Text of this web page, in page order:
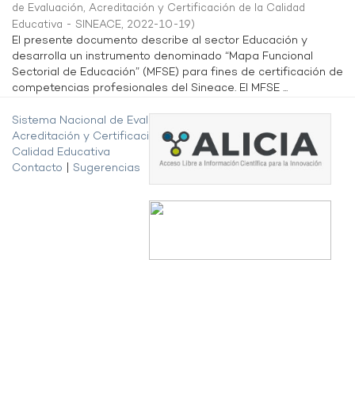
de Evaluación, Acreditación y Certificación de la Calidad
Educativa - SINEACE, 2022-10-19)
El presente documento describe al sector Educación y
desarrolla un instrumento denominado “Mapa Funcional
Sectorial de Educación” (MFSE) para fines de certificación de
competencias profesionales del Sineace. El MFSE ...
Sistema Nacional de Evaluación,
Acreditación y Certificación de la
Calidad Educativa
Contacto
Sugerencias